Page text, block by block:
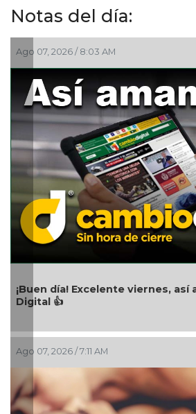
Notas del día:
Ago 07, 2026 / 8:03 AM
¡Buen día! Excelente viernes, así
Digital 👍
Ago 07, 2026 / 7:11 AM